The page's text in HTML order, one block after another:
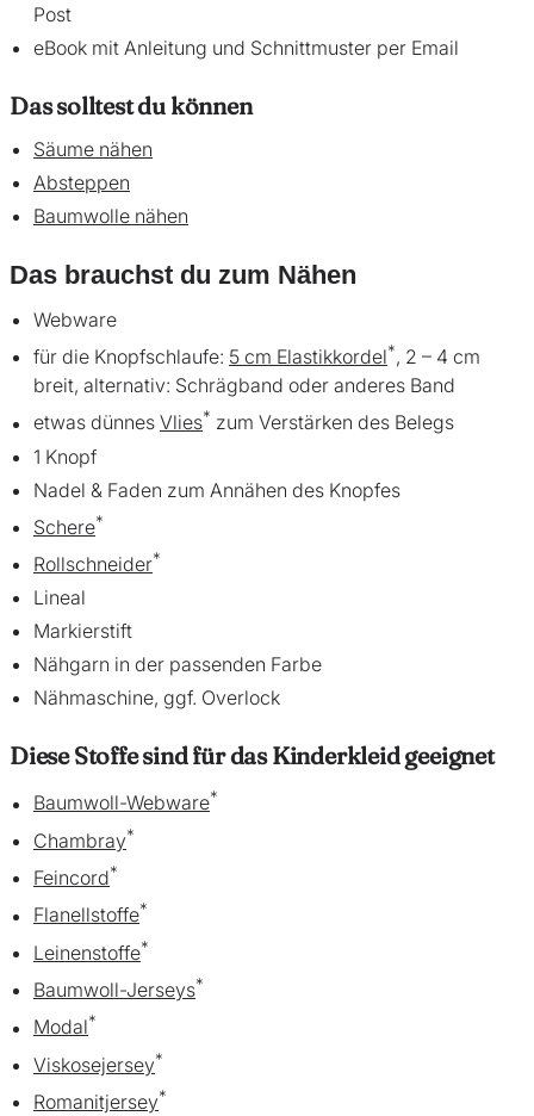
Post
eBook mit Anleitung und Schnittmuster per Email
Das solltest du können
Säume nähen
Absteppen
Baumwolle nähen
Das brauchst du zum Nähen
Webware
für die Knopfschlaufe: 5 cm Elastikkordel*, 2 – 4 cm
breit, alternativ: Schrägband oder anderes Band
etwas dünnes Vlies* zum Verstärken des Belegs
1 Knopf
Nadel & Faden zum Annähen des Knopfes
Schere*
Rollschneider*
Lineal
Markierstift
Nähgarn in der passenden Farbe
Nähmaschine, ggf. Overlock
Diese Stoffe sind für das Kinderkleid geeignet
Baumwoll-Webware*
Chambray*
Feincord*
Flanellstoffe*
Leinenstoffe*
Baumwoll-Jerseys*
Modal*
Viskosejersey*
Romanitjersey*